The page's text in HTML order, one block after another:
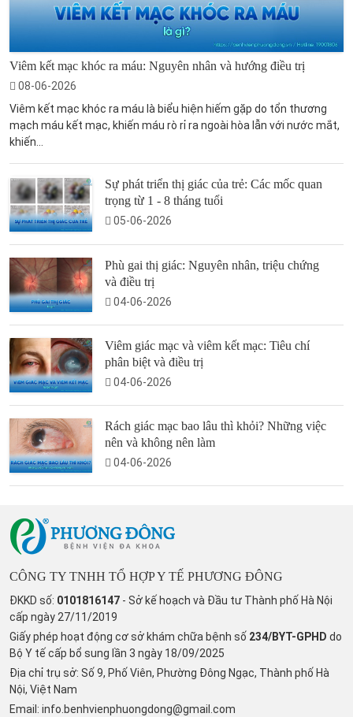
Viêm kết mạc khóc ra máu: Nguyên nhân và hướng điều trị
08-06-2026
Viêm kết mạc khóc ra máu là biểu hiện hiếm gặp do tổn thương
mạch máu kết mạc, khiến máu rò rỉ ra ngoài hòa lẫn với nước mắt,
khiến...
Sự phát triển thị giác của trẻ: Các mốc quan
trọng từ 1 - 8 tháng tuổi
05-06-2026
Phù gai thị giác: Nguyên nhân, triệu chứng
và điều trị
04-06-2026
Viêm giác mạc và viêm kết mạc: Tiêu chí
phân biệt và điều trị
04-06-2026
Rách giác mạc bao lâu thì khỏi? Những việc
nên và không nên làm
04-06-2026
CÔNG TY TNHH TỔ HỢP Y TẾ PHƯƠNG ĐÔNG
ĐKKD số: 0101816147 - Sở kế hoạch và Đầu tư Thành phố Hà Nội
cấp ngày 27/11/2019
Giấy phép hoạt động cơ sở khám chữa bệnh số 234/BYT-GPHD do
Bộ Y tế cấp bổ sung lần 3 ngày 18/09/2025
Địa chỉ trụ sở: Số 9, Phố Viên, Phường Đông Ngạc, Thành phố Hà
Nội, Việt Nam
Email: info.benhvienphuongdong@gmail.com